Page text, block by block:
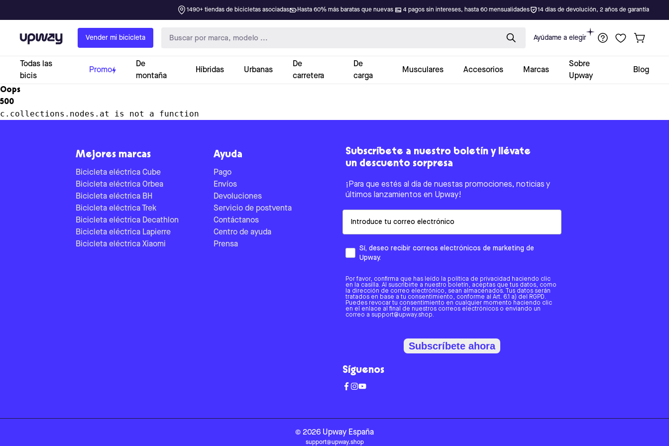
1490+ tiendas de bicicletas asociadas Hasta 60% más baratas que nuevas 4 pagos sin intereses, hasta 60 mensualidades 14 días de devolución, 2 años de garantía
Upway Vender mi bicicleta Ayúdame a elegir
Todas las
bicis
Promo
De
montaña
Híbridas Urbanas
De
carretera
De
carga
Musculares Accesorios Marcas
Sobre
Upway
Blog
Oops
500
c.collections.nodes.at is not a function
Mejores marcas
Bicicleta eléctrica Cube
Bicicleta eléctrica Orbea
Bicicleta eléctrica BH
Bicicleta eléctrica Trek
Bicicleta eléctrica Decathlon
Bicicleta eléctrica Lapierre
Bicicleta eléctrica Xiaomi
Ayuda
Pago
Envíos
Devoluciones
Servicio de postventa
Contáctanos
Centro de ayuda
Prensa
Subscríbete a nuestro boletín y llévate
un descuento sorpresa
¡Para que estés al día de nuestas promociones, noticias y
últimos lanzamientos en Upway!
Sí, deseo recibir correos electrónicos de marketing de
Upway.
Por favor, confirma que has leído la política de privacidad haciendo clic
en la casilla. Al suscribirte a nuestro boletín, aceptas que tus datos, como
la dirección de correo electrónico, sean almacenados. Tus datos serán
tratados en base a tu consentimiento, conforme al Art. 6.1 a) del RGPD.
Puedes revocar tu consentimiento en cualquier momento haciendo clic
en el enlace al final de nuestros correos electrónicos o enviando un
correo a support@upway.shop.
Subscríbete ahora
Síguenos
© 2026 Upway España
support@upway.shop